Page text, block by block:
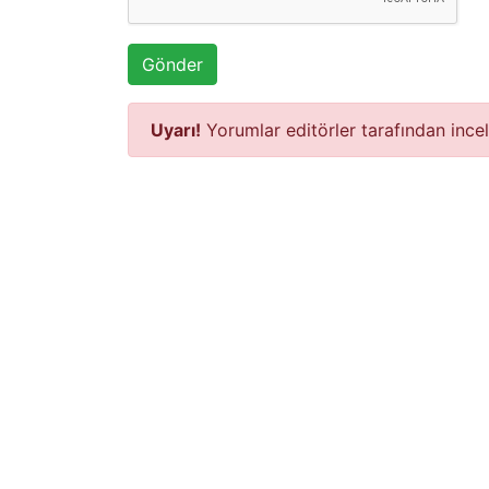
Gönder
Uyarı! Yorumlar editörler tarafından